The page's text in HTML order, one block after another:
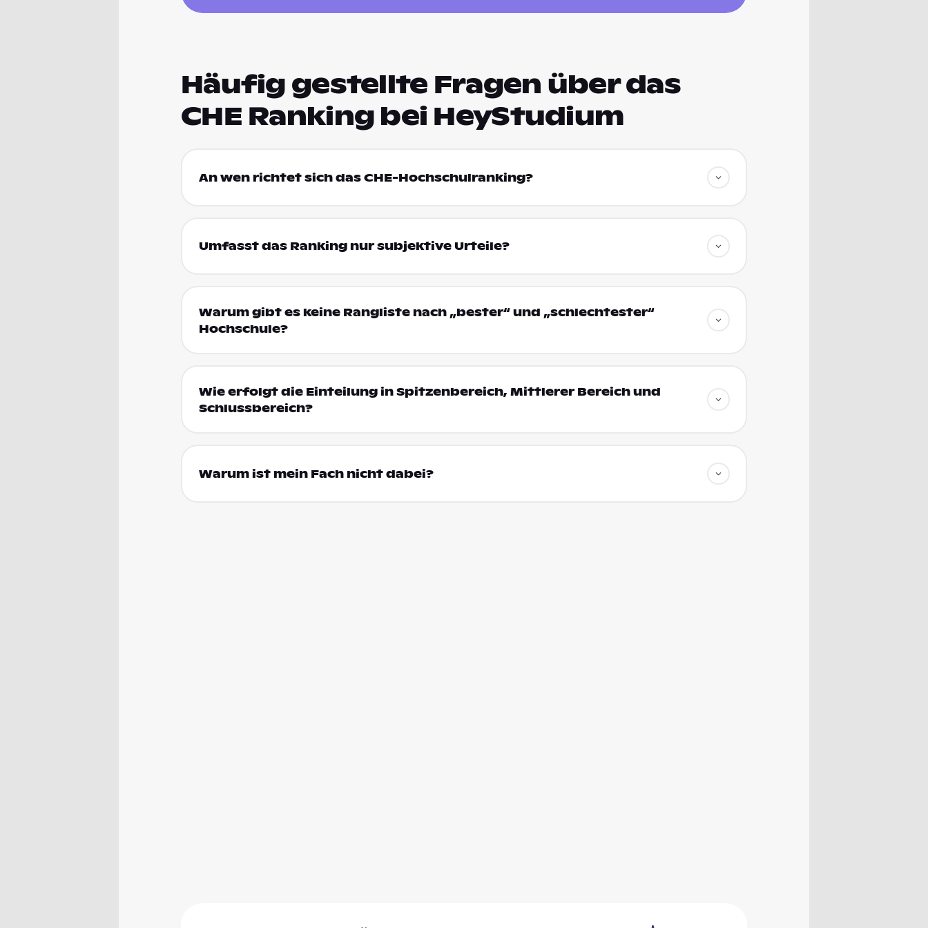
Häufig gestellte Fragen über das
CHE Ranking bei HeyStudium
An wen richtet sich das CHE-Hochschulranking?
Umfasst das Ranking nur subjektive Urteile?
Warum gibt es keine Rangliste nach „bester“ und „schlechtester“
Hochschule?
Wie erfolgt die Einteilung in Spitzenbereich, Mittlerer Bereich und
Schlussbereich?
Warum ist mein Fach nicht dabei?